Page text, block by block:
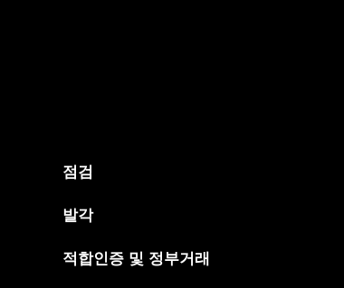
점검
발각
적합인증 및 정부거래